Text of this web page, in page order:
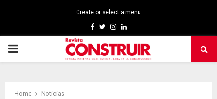
Create or select a menu
Facebook
TwitterInstagram
Linkedin
PRIMARY
Home
Noticias